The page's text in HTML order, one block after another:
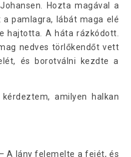
Hozta magával a
pamlagra, lábát maga elé
hajtotta. A háta rázkódott.
nedves törlőkendőt vett
és borotválni kezdte a
amilyen halkan
A lány felemelte a fejét, és